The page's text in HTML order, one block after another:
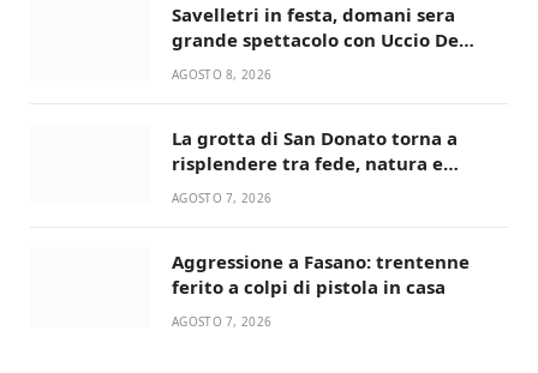
Savelletri in festa, domani sera
grande spettacolo con Uccio De
Santis
AGOSTO 8, 2026
La grotta di San Donato torna a
risplendere tra fede, natura e
devozione
AGOSTO 7, 2026
Aggressione a Fasano: trentenne
ferito a colpi di pistola in casa
AGOSTO 7, 2026